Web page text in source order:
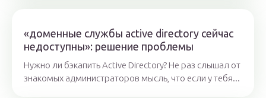
«доменные службы active directory сейчас
недоступны»: решение проблемы
Нужно ли бэкапить Active Directory? Не раз слышал от
знакомых администраторов мысль, что если у тебя...